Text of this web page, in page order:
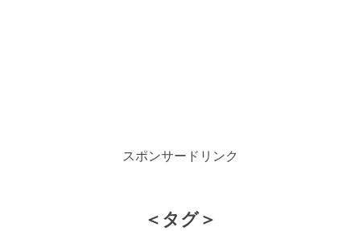
スポンサードリンク
＜タグ＞